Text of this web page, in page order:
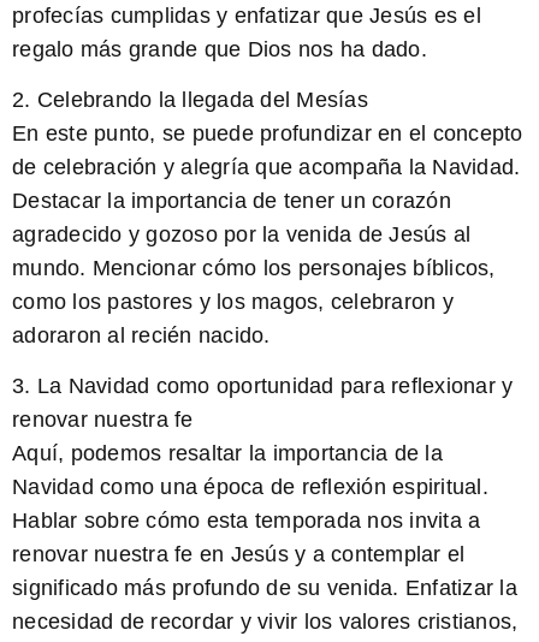
profecías cumplidas y enfatizar que Jesús es el
regalo más grande que Dios nos ha dado.
2. Celebrando la llegada del Mesías
En este punto, se puede profundizar en el concepto
de celebración y alegría que acompaña la Navidad.
Destacar la importancia de tener un corazón
agradecido y gozoso por la venida de Jesús al
mundo. Mencionar cómo los personajes bíblicos,
como los pastores y los magos, celebraron y
adoraron al recién nacido.
3. La Navidad como oportunidad para reflexionar y
renovar nuestra fe
Aquí, podemos resaltar la importancia de la
Navidad como una época de reflexión espiritual.
Hablar sobre cómo esta temporada nos invita a
renovar nuestra fe en Jesús y a contemplar el
significado más profundo de su venida. Enfatizar la
necesidad de recordar y vivir los valores cristianos,